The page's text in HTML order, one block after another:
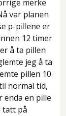
merke
var planen
p-pillene er
12 timer
å ta pillen
jeg å ta
pillen 10
normal tid,
enda en pille
tatt på